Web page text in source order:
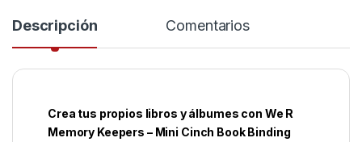
Descripción Comentarios
Crea tus propios libros y álbumes con We R
Memory Keepers – Mini Cinch Book Binding